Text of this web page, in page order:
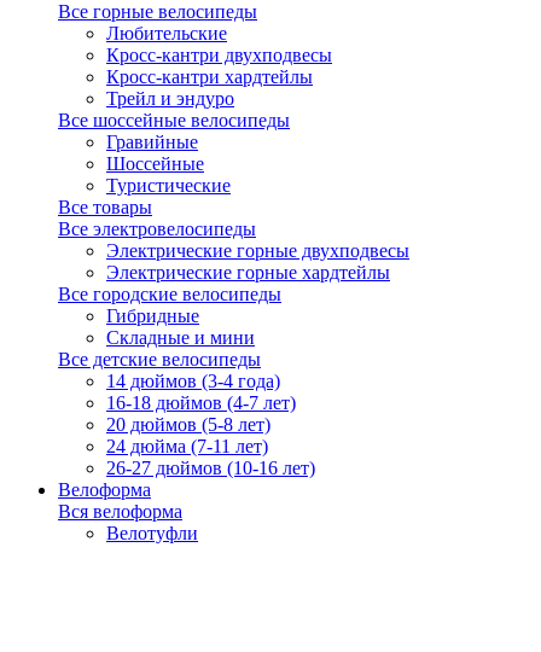
Все горные велосипеды
Любительские
Кросс-кантри двухподвесы
Кросс-кантри хардтейлы
Трейл и эндуро
Все шоссейные велосипеды
Гравийные
Шоссейные
Туристические
Все товары
Все электровелосипеды
Электрические горные двухподвесы
Электрические горные хардтейлы
Все городские велосипеды
Гибридные
Складные и мини
Все детские велосипеды
14 дюймов (3-4 года)
16-18 дюймов (4-7 лет)
20 дюймов (5-8 лет)
24 дюйма (7-11 лет)
26-27 дюймов (10-16 лет)
Велоформа
Вся велоформа
Велотуфли